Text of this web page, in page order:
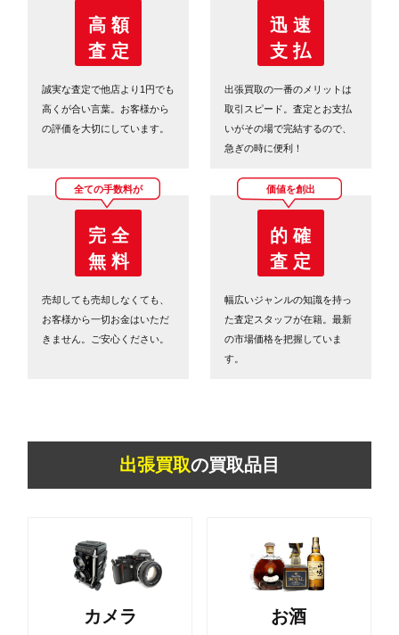
高 額
査 定
誠実な査定で他店より1円でも
高くが合い言葉。お客様から
の評価を大切にしています。
迅 速
支 払
出張買取の一番のメリットは
取引スピード。査定とお支払
いがその場で完結するので、
急ぎの時に便利！
全ての手数料が
完 全
無 料
売却しても売却しなくても、
お客様から一切お金はいただ
きません。ご安心ください。
価値を創出
的 確
査 定
幅広いジャンルの知識を持っ
た査定スタッフが在籍。最新
の市場価格を把握していま
す。
出張買取の買取品目
カメラ お酒